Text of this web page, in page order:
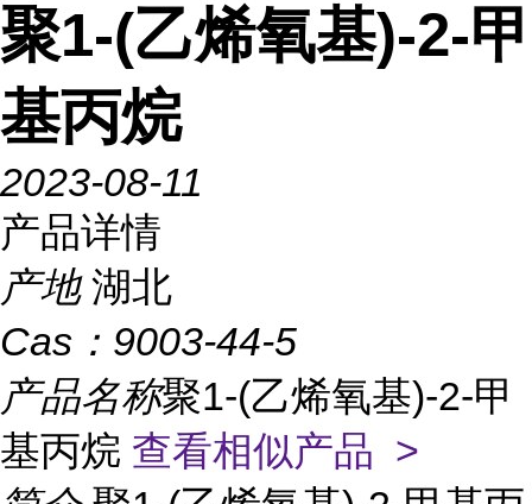
聚1-(乙烯氧基)-2-甲
基丙烷
2023-08-11
产品详情
产地 湖北
Cas： 9003-44-5
产品名称聚1-(乙烯氧基)-2-甲
基丙烷 查看相似产品 >